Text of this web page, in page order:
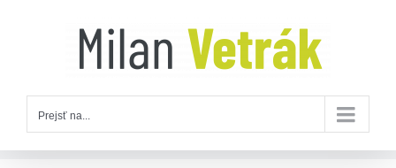
Prejsť na...